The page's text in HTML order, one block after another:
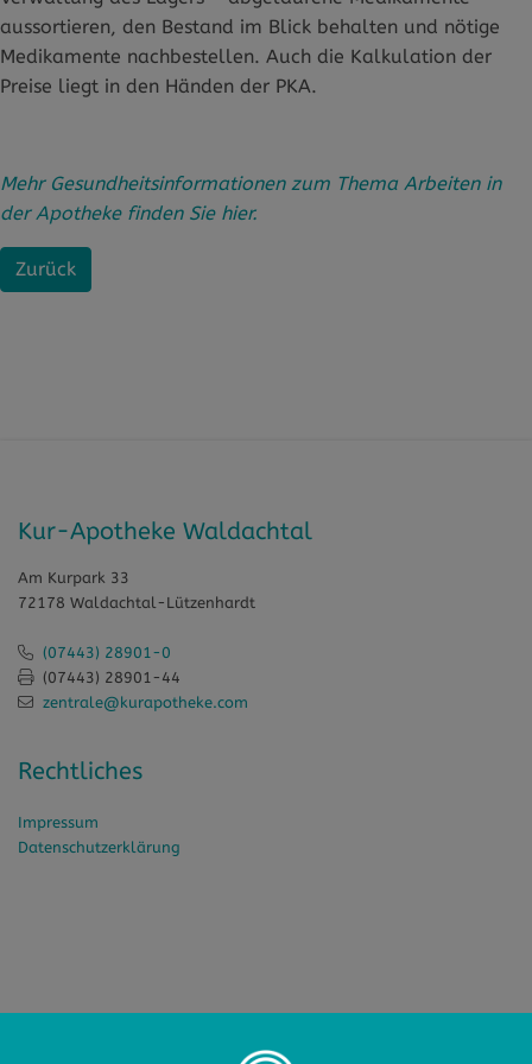
Zurück
aussortieren, den Bestand im Blick behalten und nötige
Medikamente nachbestellen. Auch die Kalkulation der
Preise liegt in den Händen der PKA.
Mehr Gesundheitsinformationen zum Thema Arbeiten in
der Apotheke finden Sie hier.
Kur-Apotheke Waldachtal
Am Kurpark 33
72178 Waldachtal-Lützenhardt
(07443) 28901-0
(07443) 28901-44
zentrale@kurapotheke.com
Rechtliches
Impressum
Datenschutzerklärung